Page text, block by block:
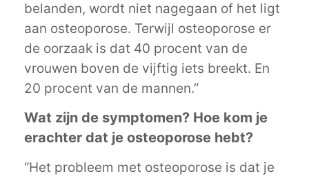
belanden, wordt niet nagegaan of het ligt
aan osteoporose. Terwijl osteoporose er
de oorzaak is dat 40 procent van de
vrouwen boven de vijftig iets breekt. En
20 procent van de mannen.”
Wat zijn de symptomen? Hoe kom je
erachter dat je osteoporose hebt?
“Het probleem met osteoporose is dat je